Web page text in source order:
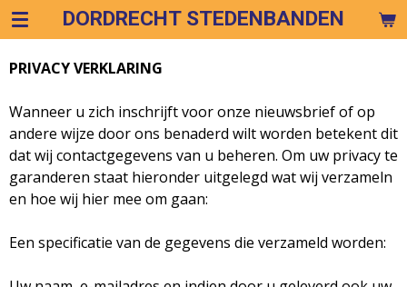
Ga
direct
naar
hoofdinhoud
DORDRECHT STEDENBANDEN
PRIVACY VERKLARING
Wanneer u zich inschrijft voor onze nieuwsbrief of op
andere wijze door ons benaderd wilt worden betekent dit
dat wij contactgegevens van u beheren. Om uw privacy te
garanderen staat hieronder uitgelegd wat wij verzameln
en hoe wij hier mee om gaan:
Een specificatie van de gegevens die verzameld worden: